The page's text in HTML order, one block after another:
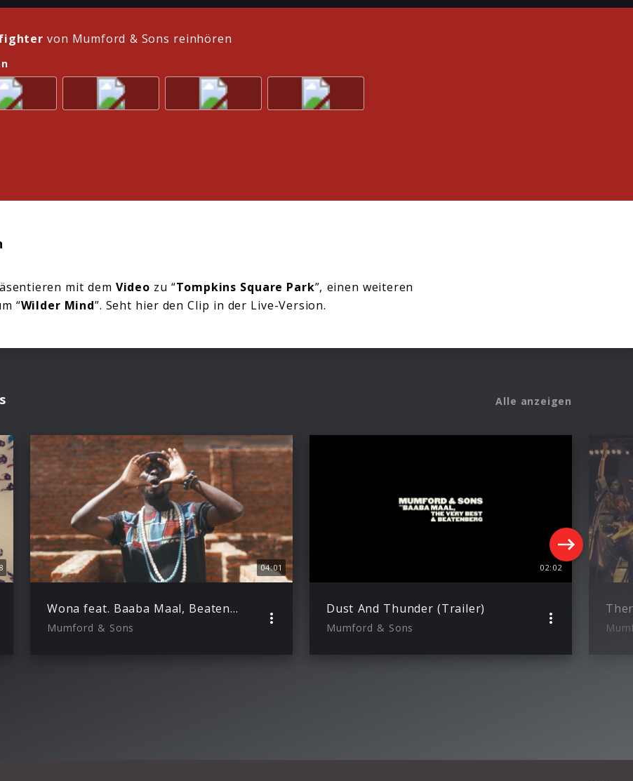
von Mumford & Sons reinhören
mit dem Video zu “Tompkins Square Park”, einen weiteren
“Wilder Mind”. Seht hier den Clip in der Live-Version.
Alle anzeigen
04:01
Wona feat. Baaba Maal, Beatenberg & The Very Best
Mumford & Sons
02:02
Dust And Thunder (Trailer)
Mumford & Sons